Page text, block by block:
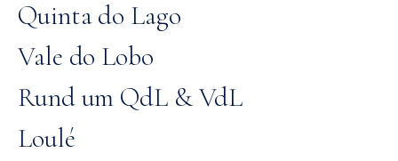
Quinta do Lago
Vale do Lobo
Rund um QdL & VdL
Loulé